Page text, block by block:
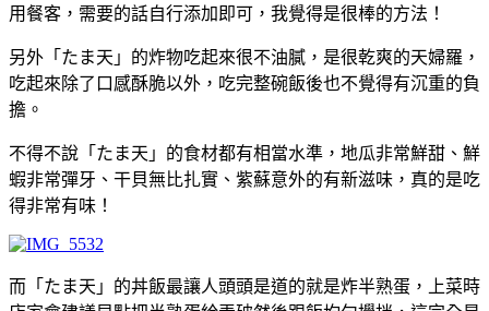
用餐客，需要的話自行添加即可，我覺得是很棒的方法！
另外「たま天」的炸物吃起來很不油膩，是很乾爽的天婦羅，
吃起來除了口感酥脆以外，吃完整碗飯後也不覺得有沉重的負
擔。
不得不說「たま天」的食材都有相當水準，地瓜非常鮮甜、鮮
蝦非常彈牙、干貝無比扎實、紫蘇意外的有新滋味，真的是吃
得非常有味！
而「たま天」的丼飯最讓人頭頭是道的就是炸半熟蛋，上菜時